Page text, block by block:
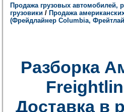
Продажа грузовых автомобилей,
грузовики / Продажа
(Фрейдлайнер Columbia,
Разборка
Доставка в